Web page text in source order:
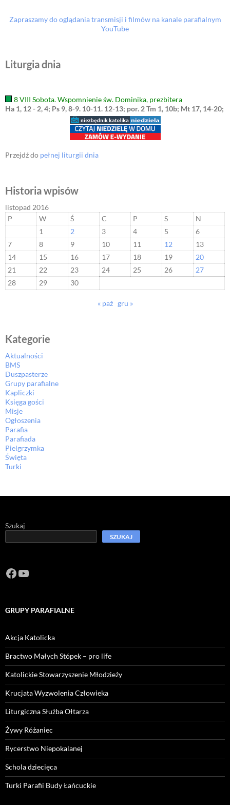
Zapraszamy do oglądania transmisji i filmów na kanale parafialnym
YouTube
Liturgia dnia
8 VIII Sobota. Wspomnienie św. Dominika, prezbitera
Ha 1, 12 - 2, 4; Ps 9, 8-9. 10-11. 12-13; por. 2 Tm 1, 10b; Mt 17, 14-20;
Przejdź do pełnej liturgii dnia
Historia wpisów
listopad 2016
P
W Ś C P S
N
1
2 3 4 5
6
7
8 9 10 11 12
13
14
15 16 17 18 19
20
21
22 23 24 25 26
27
28
29 30
« paź gru »
Kategorie
Aktualności
BMS
Duszpasterze
Grupy parafialne
Kapliczki
Księga gości
Misje
Ogłoszenia
Parafia
Parafiada
Pielgrzymka
Święta
Turki
Szukaj
SZUKAJ
Facebook
https://www.youtube.com/channel/
GRUPY PARAFIALNE
Akcja Katolicka
Bractwo Małych Stópek – pro life
Katolickie Stowarzyszenie Młodzieży
Krucjata Wyzwolenia Człowieka
Liturgiczna Służba Ołtarza
Żywy Różaniec
Rycerstwo Niepokalanej
Schola dziecięca
Turki Parafii Budy Łańcuckie